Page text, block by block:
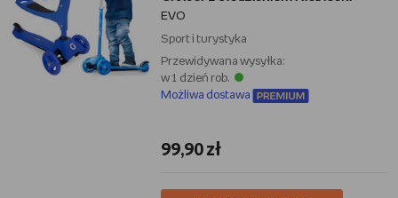
EVO
Sport i turystyka
Przewidywana wysyłka:
w 1 dzień rob.
Możliwa dostawa
99,90 zł